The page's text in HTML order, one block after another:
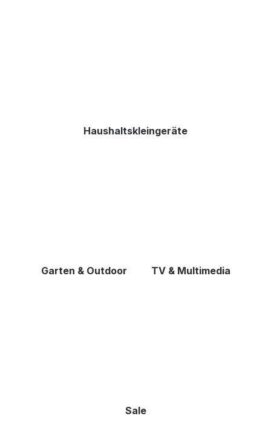
Haushaltskleingeräte
Garten & Outdoor TV & Multimedia
Sale